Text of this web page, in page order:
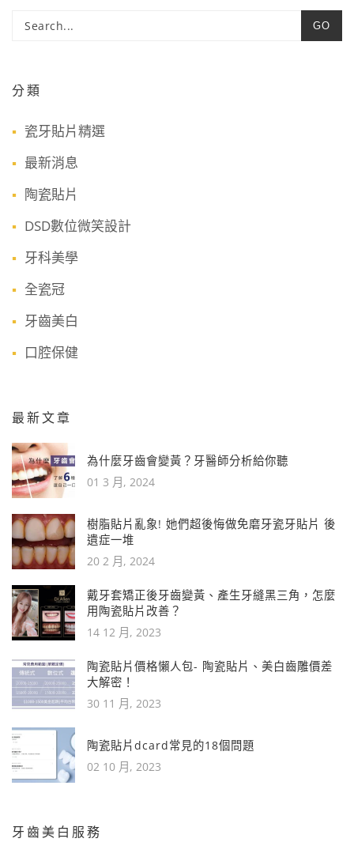
GO
分類
瓷牙貼片精選
最新消息
陶瓷貼片
DSD數位微笑設計
牙科美學
全瓷冠
牙齒美白
口腔保健
最新文章
為什麼牙齒會變黃？牙醫師分析給你聽
01 3 月, 2024
樹脂貼片亂象! 她們超後悔做免磨牙瓷牙貼片 後
遺症一堆
20 2 月, 2024
戴牙套矯正後牙齒變黃、產生牙縫黑三角，怎麼
用陶瓷貼片改善？
14 12 月, 2023
陶瓷貼片價格懶人包- 陶瓷貼片、美白齒雕價差
大解密！
30 11 月, 2023
陶瓷貼片dcard常見的18個問題
02 10 月, 2023
牙齒美白服務